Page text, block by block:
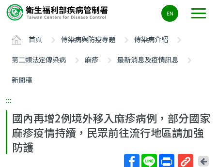
要
ALT+C
EN
首頁 傳染病與防疫專題
傳染病介紹
第二類法定傳染病
麻疹
最新消息及疫情訊息
新聞稿
:::
國內再增2例境外移入麻疹病例，部分國家
麻疹疫情持續，民眾前往流行地區請加強
防護
回